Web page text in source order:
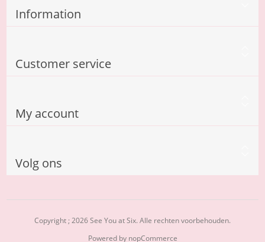
Information
Customer service
My account
Volg ons
Copyright ; 2026 See You at Six. Alle rechten voorbehouden.
Powered by nopCommerce